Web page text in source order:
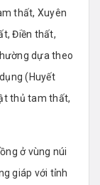
thất, Xuyên
Điền thất,
dựa theo
(Huyết
thủ tam thất,
ở vùng núi
giáp với tỉnh